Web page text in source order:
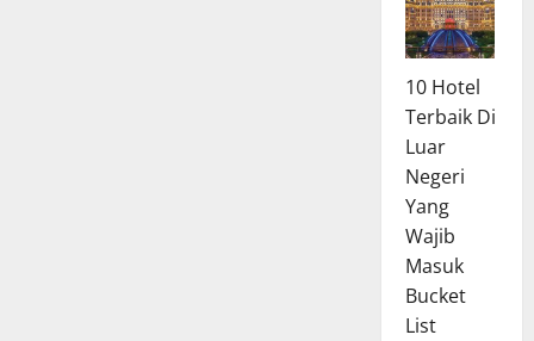
10 Hotel
Terbaik Di
Luar
Negeri
Yang
Wajib
Masuk
Bucket
List